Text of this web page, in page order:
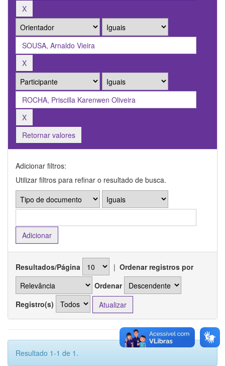
Retornar valores
Adicionar filtros:
Utilizar filtros para refinar o resultado de busca.
Resultados/Página | Ordenar registros por
Ordenar
Registro(s)
Resultado 1-1 de 1.